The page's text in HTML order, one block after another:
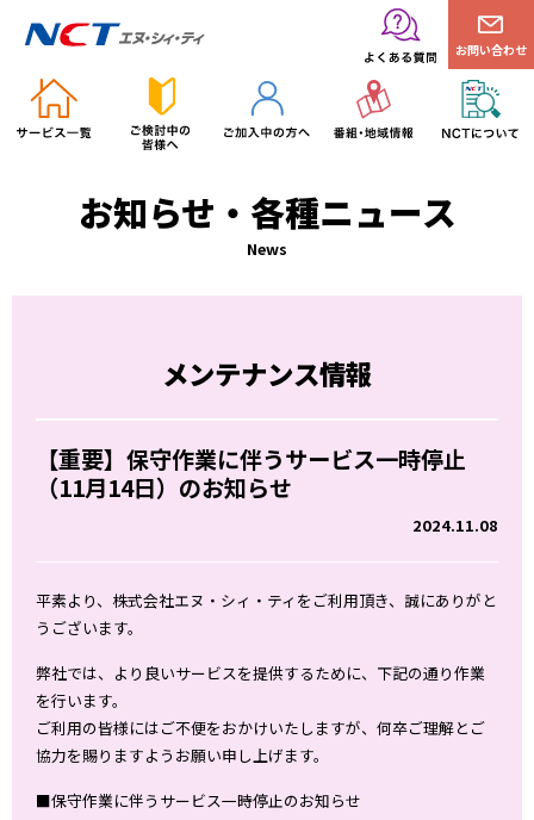
お問い合わせ
お知らせ・各種ニュース
News
メンテナンス情報
【重要】保守作業に伴うサービス一時停止
（11月14日）のお知らせ
2024.11.08
平素より、株式会社エヌ・シィ・ティをご利用頂き、誠にありがと
うございます。
弊社では、より良いサービスを提供するために、下記の通り作業
を行います。
ご利用の皆様にはご不便をおかけいたしますが、何卒ご理解とご
協力を賜りますようお願い申し上げます。
■保守作業に伴うサービス一時停止のお知らせ